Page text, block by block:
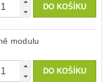
modulu